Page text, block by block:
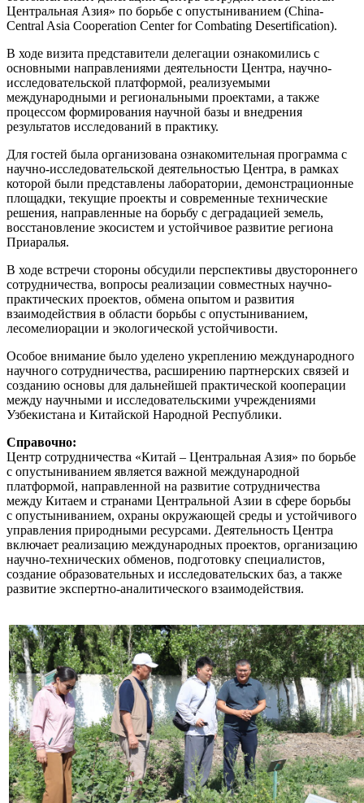
Центральная Азия» по борьбе с опустыниванием (China-
Central Asia Cooperation Center for Combating Desertification).
В ходе визита представители делегации ознакомились с
основными направлениями деятельности Центра, научно-
исследовательской платформой, реализуемыми
международными и региональными проектами, а также
процессом формирования научной базы и внедрения
результатов исследований в практику.
Для гостей была организована ознакомительная программа с
научно-исследовательской деятельностью Центра, в рамках
которой были представлены лаборатории, демонстрационные
площадки, текущие проекты и современные технические
решения, направленные на борьбу с деградацией земель,
восстановление экосистем и устойчивое развитие региона
Приаралья.
В ходе встречи стороны обсудили перспективы двустороннего
сотрудничества, вопросы реализации совместных научно-
практических проектов, обмена опытом и развития
взаимодействия в области борьбы с опустыниванием,
лесомелиорации и экологической устойчивости.
Особое внимание было уделено укреплению международного
научного сотрудничества, расширению партнерских связей и
созданию основы для дальнейшей практической кооперации
между научными и исследовательскими учреждениями
Узбекистана и Китайской Народной Республики.
Справочно:
Центр сотрудничества «Китай – Центральная Азия» по борьбе
с опустыниванием является важной международной
платформой, направленной на развитие сотрудничества
между Китаем и странами Центральной Азии в сфере борьбы
с опустыниванием, охраны окружающей среды и устойчивого
управления природными ресурсами. Деятельность Центра
включает реализацию международных проектов, организацию
научно-технических обменов, подготовку специалистов,
создание образовательных и исследовательских баз, а также
развитие экспертно-аналитического взаимодействия.